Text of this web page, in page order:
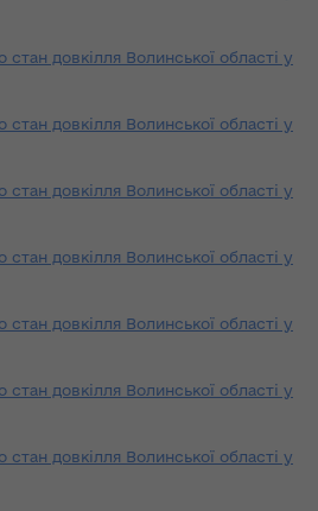
стан довкілля Волинської області у
стан довкілля Волинської області у
стан довкілля Волинської області у
стан довкілля Волинської області у
стан довкілля Волинської області у
стан довкілля Волинської області у
стан довкілля Волинської області у